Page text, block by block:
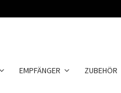
EMPFÄNGER ZUBEHÖR